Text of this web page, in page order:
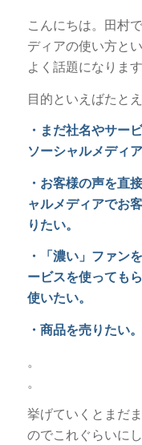
こんにちは。田村
ディアの使い方と
よく話題になります
目的といえばたとえ
・まだ社名やサー
ソーシャルメディ
・お客様の声を直
ャルメディアでお
りたい。
・「濃い」ファン
ービスを使っても
使いたい。
・商品を売りたい。
。
。
挙げていくとまだ
のでこれぐらいにし